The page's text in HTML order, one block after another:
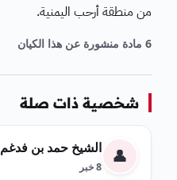
من منطقة أرحب اليمنية.
6 مادة منشورة عن هذا الكيان
شخصية ذات صلة
👤 الشيخ حمد بن فدغم
8 خبر